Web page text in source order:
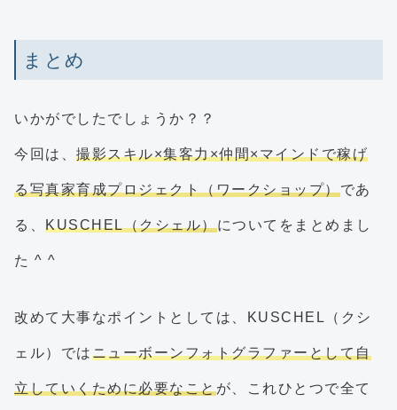
まとめ
いかがでしたでしょうか？？
今回は、 撮影スキル×集客力×仲間×マインドで稼げ
る写真家育成プロジェクト（ワークショップ）であ
る、 KUSCHEL（クシェル）についてをまとめまし
た ^ ^
改めて大事なポイントとしては、KUSCHEL（クシ
ェル）ではニューボーンフォトグラファーとして自
立していくために必要なことが、これひとつで全て